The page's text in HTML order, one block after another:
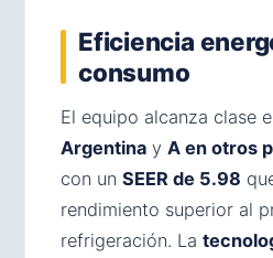
Eficiencia
consumo
El equipo alcanza clase
Argentina y A en otros
con un SEER de 5.98
rendimiento superior al
refrigeración. La